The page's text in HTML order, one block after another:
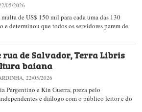
05/2026
de US$ 150 mil para cada uma das 130
e determinou que todos os servidores parem de
de Salvador, Terra Libris
baiana
22/05/2026
Pergentino e Kin Guerra, preza pelo
e diálogo com o público leitor e do